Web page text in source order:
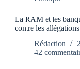
La RAM et les
contre les
Rédaction
42